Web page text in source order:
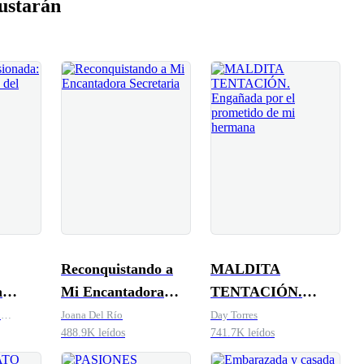
Reconquistando a
Mi Encantadora
Secretaria
Joana Del Río
488.9K leídos
MALDITA
TENTACIÓN.
Engañada por el
prometido de mi
hermana
Day Torres
741.7K leídos